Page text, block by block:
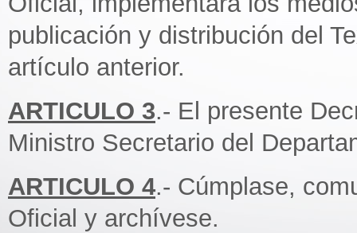
publicación y distribución del
artículo anterior.
ARTICULO 3.- El presente
Ministro Secretario del
ARTICULO 4.- Cúmplase,
Oficial y archívese.